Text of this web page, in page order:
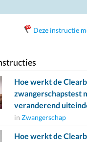
Deze instructie
Hoe werkt de
zwangerschapstest
veranderend
in Zwangerschap
Hoe werkt de